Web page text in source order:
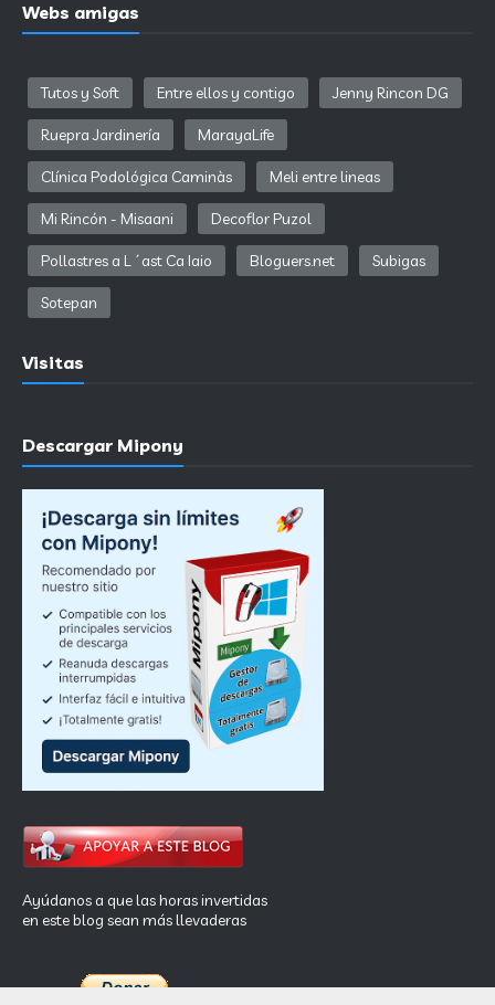
Webs amigas
Tutos y Soft Entre ellos y contigo Jenny Rincon DG
Ruepra Jardinería MarayaLife
Clínica Podológica Caminàs Meli entre lineas
Mi Rincón - Misaani Decoflor Puzol
Pollastres a L´ast Ca Iaio Bloguers.net Subigas
Sotepan
Visitas
Descargar Mipony
Ayúdanos a que las horas invertidas
en este blog sean más llevaderas